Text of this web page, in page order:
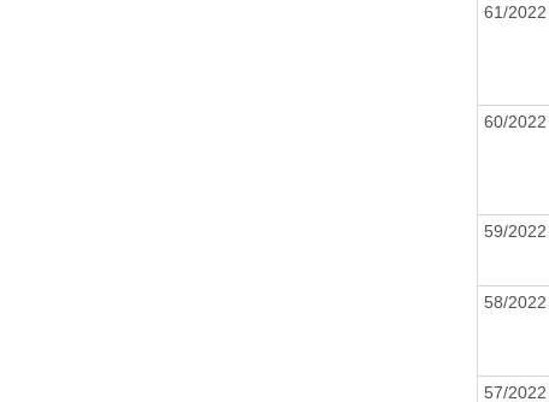
61/2022
60/2022
59/2022
58/2022
57/2022